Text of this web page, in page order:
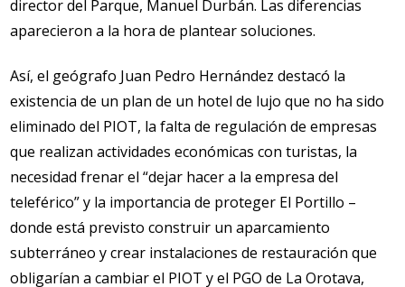
director del Parque, Manuel Durbán. Las diferencias
aparecieron a la hora de plantear soluciones.
Así, el geógrafo Juan Pedro Hernández destacó la
existencia de un plan de un hotel de lujo que no ha sido
eliminado del PIOT, la falta de regulación de empresas
que realizan actividades económicas con turistas, la
necesidad frenar el “dejar hacer a la empresa del
teleférico” y la importancia de proteger El Portillo –
donde está previsto construir un aparcamiento
subterráneo y crear instalaciones de restauración que
obligarían a cambiar el PIOT y el PGO de La Orotava,